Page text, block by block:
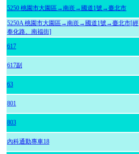
5250 桃園市大園區→南崁→國道1號→臺北市
5250A 桃園市大園區→南崁→國道1號→臺北市[經
奉化路、南福街]
617
617副
63
801
803
內科通勤專車18